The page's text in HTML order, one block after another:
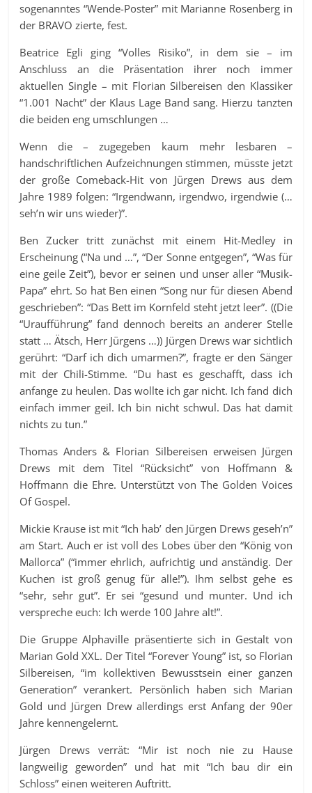
sogenanntes “Wende-Poster” mit Marianne Rosenberg in
der BRAVO zierte, fest.
Beatrice Egli ging “Volles Risiko”, in dem sie – im
Anschluss an die Präsentation ihrer noch immer
aktuellen Single – mit Florian Silbereisen den Klassiker
“1.001 Nacht” der Klaus Lage Band sang. Hierzu tanzten
die beiden eng umschlungen …
Wenn die – zugegeben kaum mehr lesbaren –
handschriftlichen Aufzeichnungen stimmen, müsste jetzt
der große Comeback-Hit von Jürgen Drews aus dem
Jahre 1989 folgen: “Irgendwann, irgendwo, irgendwie (…
seh’n wir uns wieder)”.
Ben Zucker tritt zunächst mit einem Hit-Medley in
Erscheinung (“Na und …”, “Der Sonne entgegen”, “Was für
eine geile Zeit”), bevor er seinen und unser aller “Musik-
Papa” ehrt. So hat Ben einen “Song nur für diesen Abend
geschrieben”: “Das Bett im Kornfeld steht jetzt leer”. ((Die
“Uraufführung” fand dennoch bereits an anderer Stelle
statt … Ätsch, Herr Jürgens …)) Jürgen Drews war sichtlich
gerührt: “Darf ich dich umarmen?”, fragte er den Sänger
mit der Chili-Stimme. “Du hast es geschafft, dass ich
anfange zu heulen. Das wollte ich gar nicht. Ich fand dich
einfach immer geil. Ich bin nicht schwul. Das hat damit
nichts zu tun.”
Thomas Anders & Florian Silbereisen erweisen Jürgen
Drews mit dem Titel “Rücksicht” von Hoffmann &
Hoffmann die Ehre. Unterstützt von The Golden Voices
Of Gospel.
Mickie Krause ist mit “Ich hab’ den Jürgen Drews geseh’n”
am Start. Auch er ist voll des Lobes über den “König von
Mallorca” (“immer ehrlich, aufrichtig und anständig. Der
Kuchen ist groß genug für alle!”). Ihm selbst gehe es
“sehr, sehr gut”. Er sei “gesund und munter. Und ich
verspreche euch: Ich werde 100 Jahre alt!”.
Die Gruppe Alphaville präsentierte sich in Gestalt von
Marian Gold XXL. Der Titel “Forever Young” ist, so Florian
Silbereisen, “im kollektiven Bewusstsein einer ganzen
Generation” verankert. Persönlich haben sich Marian
Gold und Jürgen Drew allerdings erst Anfang der 90er
Jahre kennengelernt.
Jürgen Drews verrät: “Mir ist noch nie zu Hause
langweilig geworden” und hat mit “Ich bau dir ein
Schloss” einen weiteren Auftritt.